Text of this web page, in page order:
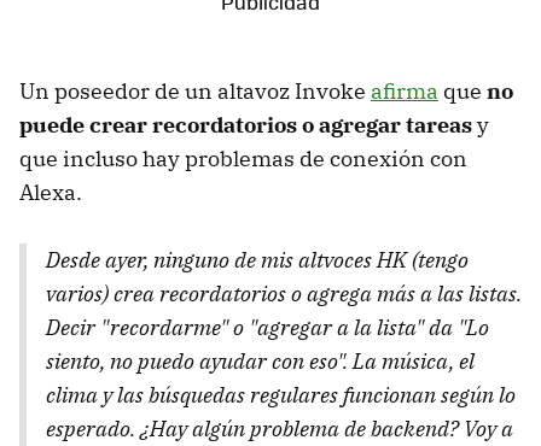
Un poseedor de un altavoz Invoke afirma que no
puede crear recordatorios o agregar tareasy
que incluso hay problemas de conexión con
Alexa.
Desde ayer, ninguno de mis altvoces HK (tengo
varios) crea recordatorios o agrega más a las listas.
Decir "recordarme" o "agregar a la lista" da "Lo
siento, no puedo ayudar con eso". La música, el
clima y las búsquedas regulares funcionan según lo
esperado. ¿Hay algún problema de backend? Voy a